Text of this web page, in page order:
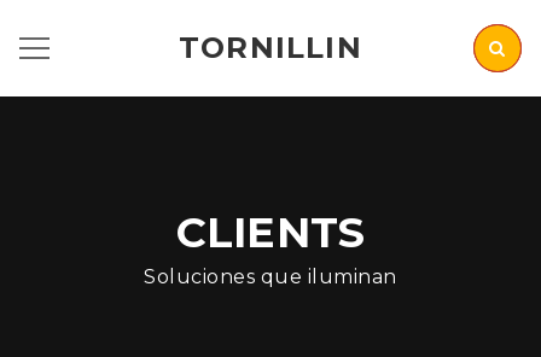
TORNILLIN
CLIENTS
Soluciones que iluminan